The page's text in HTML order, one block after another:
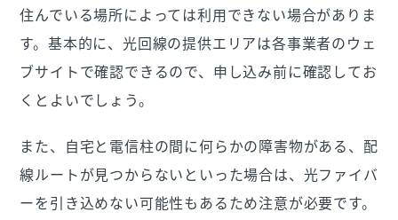
住んでいる場所によっては利用できない場合がありま
す。基本的に、光回線の提供エリアは各事業者のウェ
ブサイトで確認できるので、申し込み前に確認してお
くとよいでしょう。
また、自宅と電信柱の間に何らかの障害物がある、配
線ルートが見つからないといった場合は、光ファイバ
ーを引き込めない可能性もあるため注意が必要です。